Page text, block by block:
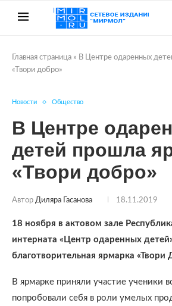
Главная страница » В Центре одаренных
«Твори добро»
Новости Общество
В Центре
детей прошла
«Твори добро»
Автор Диляра Гасанова 18.11.2019
18 ноября в актовом зале
интерната «Центр одаренных
благотворительная ярмарка «Твори
В ярмарке приняли участие ученики
попробовали себя в роли умелых